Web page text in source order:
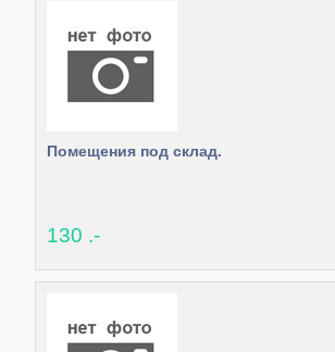
Помещения под склад.
130 .-